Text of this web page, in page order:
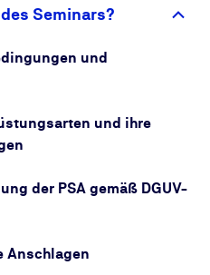
angepassten Techniken
vor allem bei
Diese Inhalte werden in
vermittelt.
Tage.
Seminars?
und
und ihre
der PSA gemäß DGUV-
Anschlagen